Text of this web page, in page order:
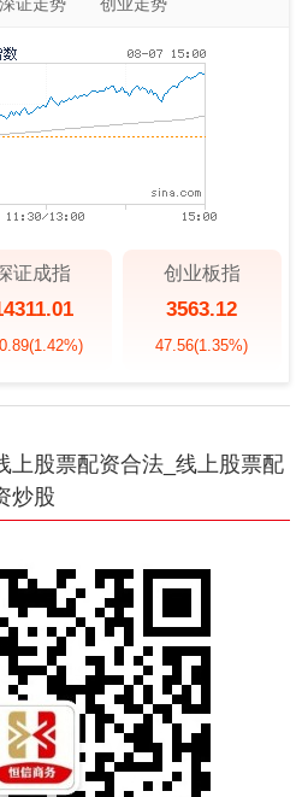
证成指
(1.42%)
创业板指
3563.12
47.56(1.35%)
上股票配资合法_线上股票配
炒股